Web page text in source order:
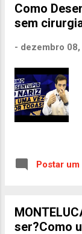
Como
sem
- dezembro 08,
Postar
ser?Como